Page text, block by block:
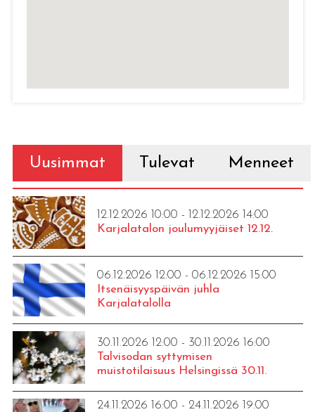
Uusimmat Tulevat Menneet
12.12.2026 10:00 - 12.12.2026 14:00
Karjalatalon joulumyyjäiset 12.12.
06.12.2026 12:00 - 06.12.2026 15:00
Itsenäisyyspäivän juhla
Karjalatalolla
30.11.2026 12:00 - 30.11.2026 16:00
Talvisodan syttymisen
muistotilaisuus Helsingissä 30.11.
24.11.2026 16:00 - 24.11.2026 19:00